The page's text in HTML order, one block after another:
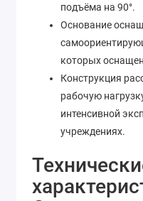
подъёма на 90°.
Основание
которых
Конструкция
рабочую
интенсивной
учреждениях.